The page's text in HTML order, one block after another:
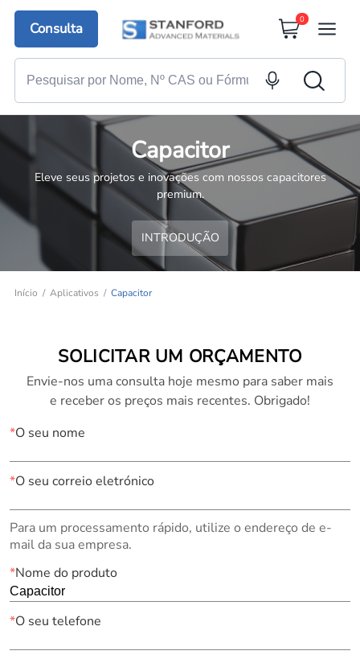
Consulta
0
Capacitor
Eleve seus projetos e inovações com nossos capacitores
premium.
INTRODUÇÃO
Início Aplicativos Capacitor
SOLICITAR UM ORÇAMENTO
Envie-nos uma consulta hoje mesmo para saber mais
e receber os preços mais recentes. Obrigado!
*O seu nome
*O seu correio eletrónico
Para um processamento rápido, utilize o endereço de e-
mail da sua empresa.
*Nome do produto
*O seu telefone